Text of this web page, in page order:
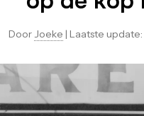
Door Joeke | Laatste update: